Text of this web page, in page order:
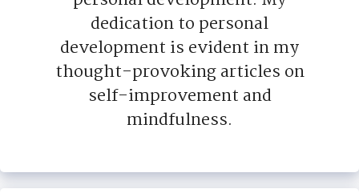
dedication to personal
development is evident in my
thought-provoking articles on
self-improvement and
mindfulness.